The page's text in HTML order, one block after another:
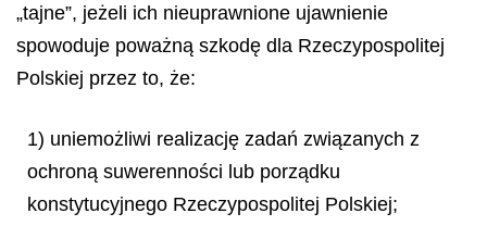
„tajne”, jeżeli ich nieuprawnione ujawnienie
spowoduje poważną szkodę dla Rzeczypospolitej
Polskiej przez to, że:
1) uniemożliwi realizację zadań związanych z
ochroną suwerenności lub porządku
konstytucyjnego Rzeczypospolitej Polskiej;